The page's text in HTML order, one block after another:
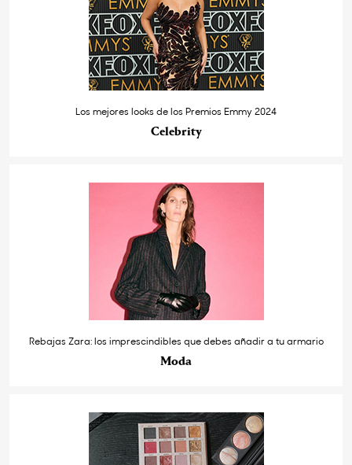
Los mejores looks de los Premios Emmy 2024
Celebrity
Rebajas Zara: los imprescindibles que debes añadir a tu armario
Moda